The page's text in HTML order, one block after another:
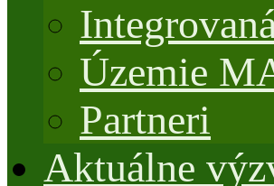
Územie
Partneri
Aktuálne